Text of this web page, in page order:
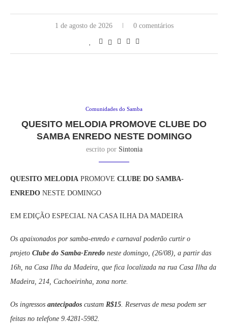
1 de agosto de 2026 0 comentários
Comunidades do Samba
QUESITO MELODIA PROMOVE CLUBE DO
SAMBA ENREDO NESTE DOMINGO
escrito por Sintonia
QUESITO MELODIA PROMOVE CLUBE DO SAMBA-
ENREDO NESTE DOMINGO
EM EDIÇÃO ESPECIAL NA CASA ILHA DA MADEIRA
Os apaixonados por samba-enredo e carnaval poderão curtir o
projeto Clube do Samba-Enredo neste domingo, (26/08), a partir das
16h, na Casa Ilha da Madeira, que fica localizada na rua Casa Ilha da
Madeira, 214, Cachoeirinha, zona norte.
Os ingressos antecipados custam R$15. Reservas de mesa podem ser
feitas no telefone 9.4281-5982.